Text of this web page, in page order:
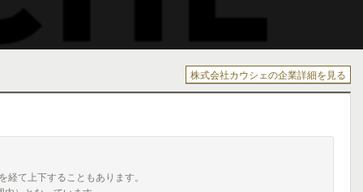
株式会社カウシェの企業詳細を見る
て上下することもあります。